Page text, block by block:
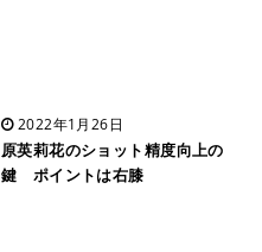
2022年1月26日
原英莉花のショット精度向上の
鍵 ポイントは右膝